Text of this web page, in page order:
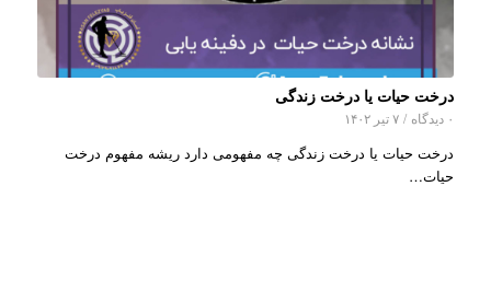
درخت حیات یا درخت زندگی
۰ دیدگاه / ۷ تیر ۱۴۰۲
درخت حیات یا درخت زندگی چه مفهومی دارد ریشه مفهوم درخت
حیات…